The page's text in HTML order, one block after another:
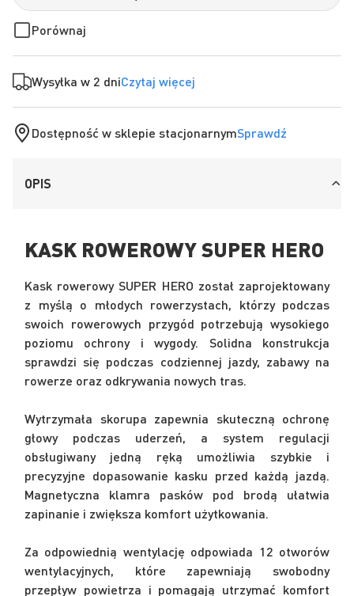
Porównaj
Wysyłka w 2 dniCzytaj więcej
Dostępność w sklepie stacjonarnymSprawdź
OPIS
KASK ROWEROWY SUPER HERO
Kask rowerowy SUPER HERO został zaprojektowany
z myślą o młodych rowerzystach, którzy podczas
swoich rowerowych przygód potrzebują wysokiego
poziomu ochrony i wygody. Solidna konstrukcja
sprawdzi się podczas codziennej jazdy, zabawy na
rowerze oraz odkrywania nowych tras.
Wytrzymała skorupa zapewnia skuteczną ochronę
głowy podczas uderzeń, a system regulacji
obsługiwany jedną ręką umożliwia szybkie i
precyzyjne dopasowanie kasku przed każdą jazdą.
Magnetyczna klamra pasków pod brodą ułatwia
zapinanie i zwiększa komfort użytkowania.
Za odpowiednią wentylację odpowiada 12 otworów
wentylacyjnych, które zapewniają swobodny
przepływ powietrza i pomagają utrzymać komfort